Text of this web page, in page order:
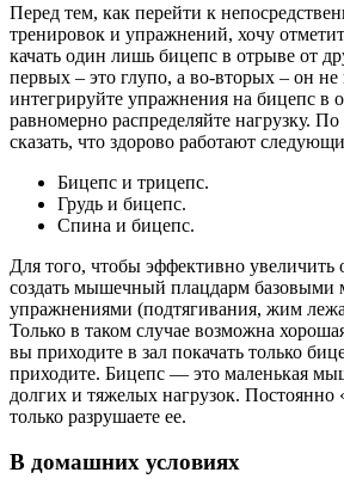
Перед тем, как перейти к
тренировок и упражнений, хочу
качать один лишь бицепс в отрыве от
первых – это глупо, а во-вторых – он
интегрируйте упражнения на бицепс в
равномерно распределяйте нагрузку.
сказать, что здорово работают
Бицепс и трицепс.
Грудь и бицепс.
Спина и бицепс.
Для того, чтобы эффективно увеличить
создать мышечный плацдарм базовыми
упражнениями (подтягивания, жим
Только в таком случае возможна
вы приходите в зал покачать только
приходите. Бицепс — это маленькая
долгих и тяжелых нагрузок.
только разрушаете ее.
В домашних условиях